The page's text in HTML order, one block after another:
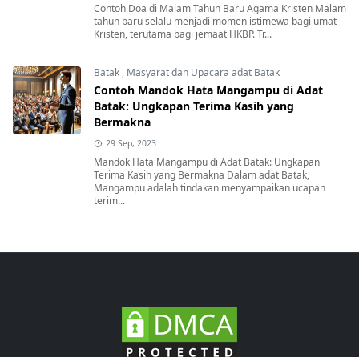
Contoh Doa di Malam Tahun Baru Agama Kristen Malam
tahun baru selalu menjadi momen istimewa bagi umat
Kristen, terutama bagi jemaat HKBP. Tr...
Batak , Masyarat dan Upacara adat Batak
Contoh Mandok Hata Mangampu di Adat
Batak: Ungkapan Terima Kasih yang
Bermakna
29 Sep, 2023
Mandok Hata Mangampu di Adat Batak: Ungkapan
Terima Kasih yang Bermakna Dalam adat Batak,
Mangampu adalah tindakan menyampaikan ucapan
terim...